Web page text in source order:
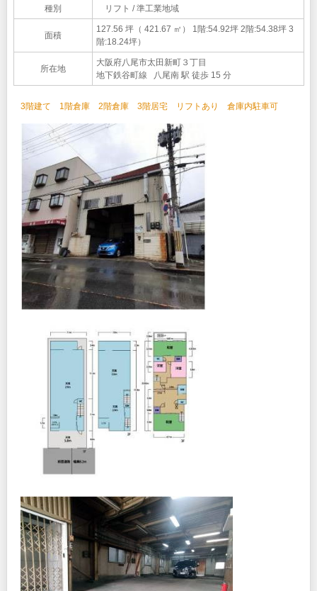
種別 リフト / 準工業地域
面積
127.56 坪（ 421.67 ㎡）
1階:54.92坪 2階:54.38坪 3
階:18.24坪）
所在地
大阪府八尾市太田新町３丁目
地下鉄谷町線 八尾南 駅 徒歩 15 分
3階建て 1階倉庫 2階倉庫 3階居宅 リフトあり 倉庫内駐車可